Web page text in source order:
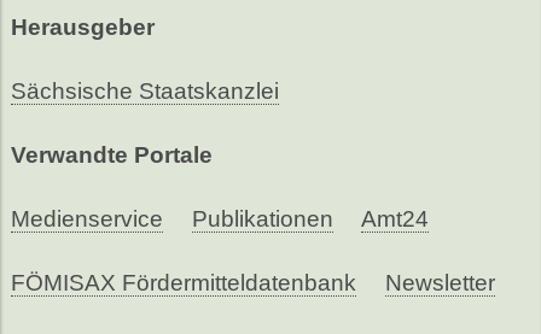
Herausgeber
Sächsische Staatskanzlei
Verwandte Portale
Medienservice Publikationen Amt24
FÖMISAX Fördermitteldatenbank Newsletter